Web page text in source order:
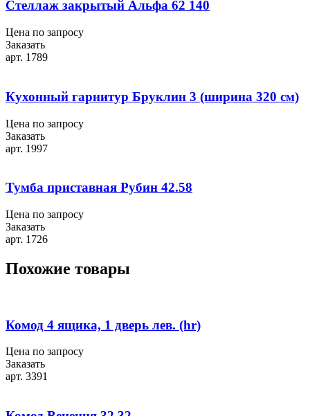
Стеллаж закрытый Альфа 62 140
Цена по запросу
Заказать
арт. 1789
Кухонный гарнитур Бруклин 3 (ширина 320 см)
Цена по запросу
Заказать
арт. 1997
Тумба приставная Рубин 42.58
Цена по запросу
Заказать
арт. 1726
Похожие товары
Комод 4 ящика, 1 дверь лев. (hr)
Цена по запросу
Заказать
арт. 3391